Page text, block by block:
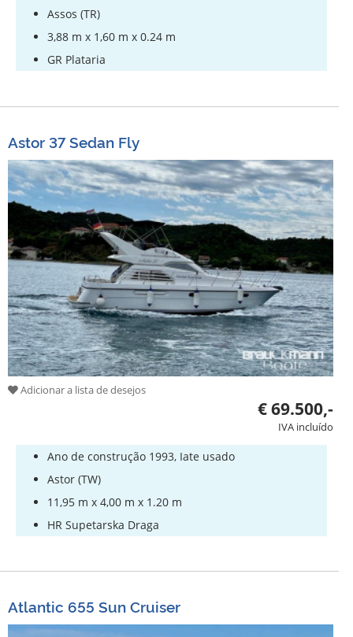
Assos (TR)
3,88 m x 1,60 m x 0.24 m
GR Plataria
Astor 37 Sedan Fly
Adicionar a lista de desejos
€ 69.500,-
IVA incluído
Ano de construção 1993, Iate usado
Astor (TW)
11,95 m x 4,00 m x 1.20 m
HR Supetarska Draga
Atlantic 655 Sun Cruiser